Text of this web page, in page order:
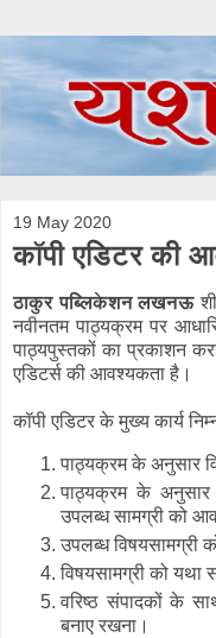
19 May 2020
कॉपी एडिटर की
ठाकुर पब्लिकेशन लखनऊ
नवीनतम पाठ्यक्रम पर
पाठ्यपुस्तकों का प्रकाशन
एडिटर्स की आवश्यकता है।
कॉपी एडिटर के मुख्य कार्य
पाठ्यक्रम के अनुसार
पाठ्यक्रम के अनुसार
उपलब्ध सामग्री को
उपलब्ध विषयसामग्री
विषयसामग्री को
वरिष्ठ संपादकों के
बनाए रखना।